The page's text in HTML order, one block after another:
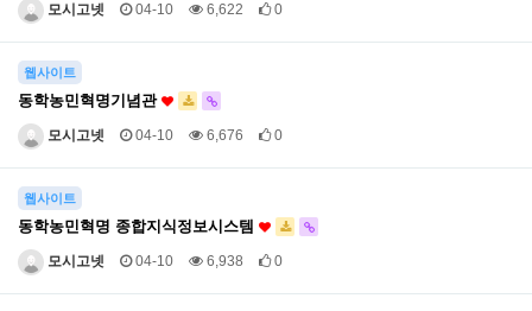
모시고넷 04-10 6,622 0
웹사이트
동학농민혁명기념관
모시고넷 04-10 6,676 0
웹사이트
동학농민혁명 종합지식정보시스템
모시고넷 04-10 6,938 0